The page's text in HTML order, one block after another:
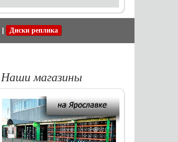
| Диски реплика
Наши магазины